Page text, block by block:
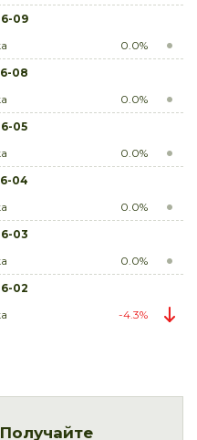
09
0.0%
08
0.0%
05
0.0%
04
0.0%
03
0.0%
02
-4.3%